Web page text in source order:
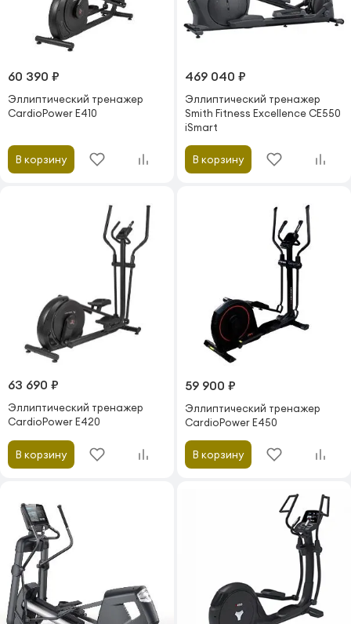
60 390 ₽
Эллиптический тренажер
CardioPower E410
В корзину
469 040 ₽
Эллиптический тренажер
Smith Fitness Excellence CE550
iSmart
В корзину
63 690 ₽
Эллиптический тренажер
CardioPower E420
В корзину
59 900 ₽
Эллиптический тренажер
CardioPower E450
В корзину